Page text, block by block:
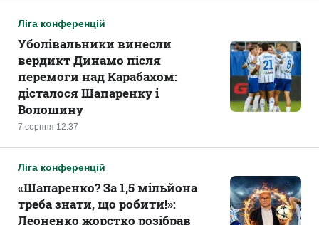
Ліга конференцій
7 серпня 12:37
Уболівальники винесли
вердикт Динамо після
перемоги над Карабахом:
дісталося Шапаренку і
Волошину
Ліга конференцій
«Шапаренко? За 1,5 мільйона
треба знати, що робити!»:
Леоненко жорстко розібрав